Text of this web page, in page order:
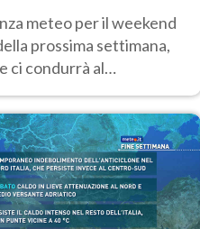
dove
meteo per il weekend
prossima settimana,
ci condurrà al
molto elevate